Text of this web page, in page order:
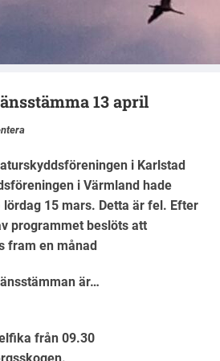
Årsmöteshandlingar
Arbetsgrupper
13 april
i Karlstad
i Värmland hade
15 mars. Detta är fel. Efter
programmet beslöts att
fram en månad
är…
från 09.30